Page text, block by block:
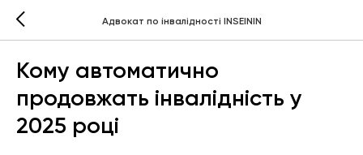
Адвокат по інвалідності INSEININ
Кому автоматично
продовжать інвалідність у
2025 році